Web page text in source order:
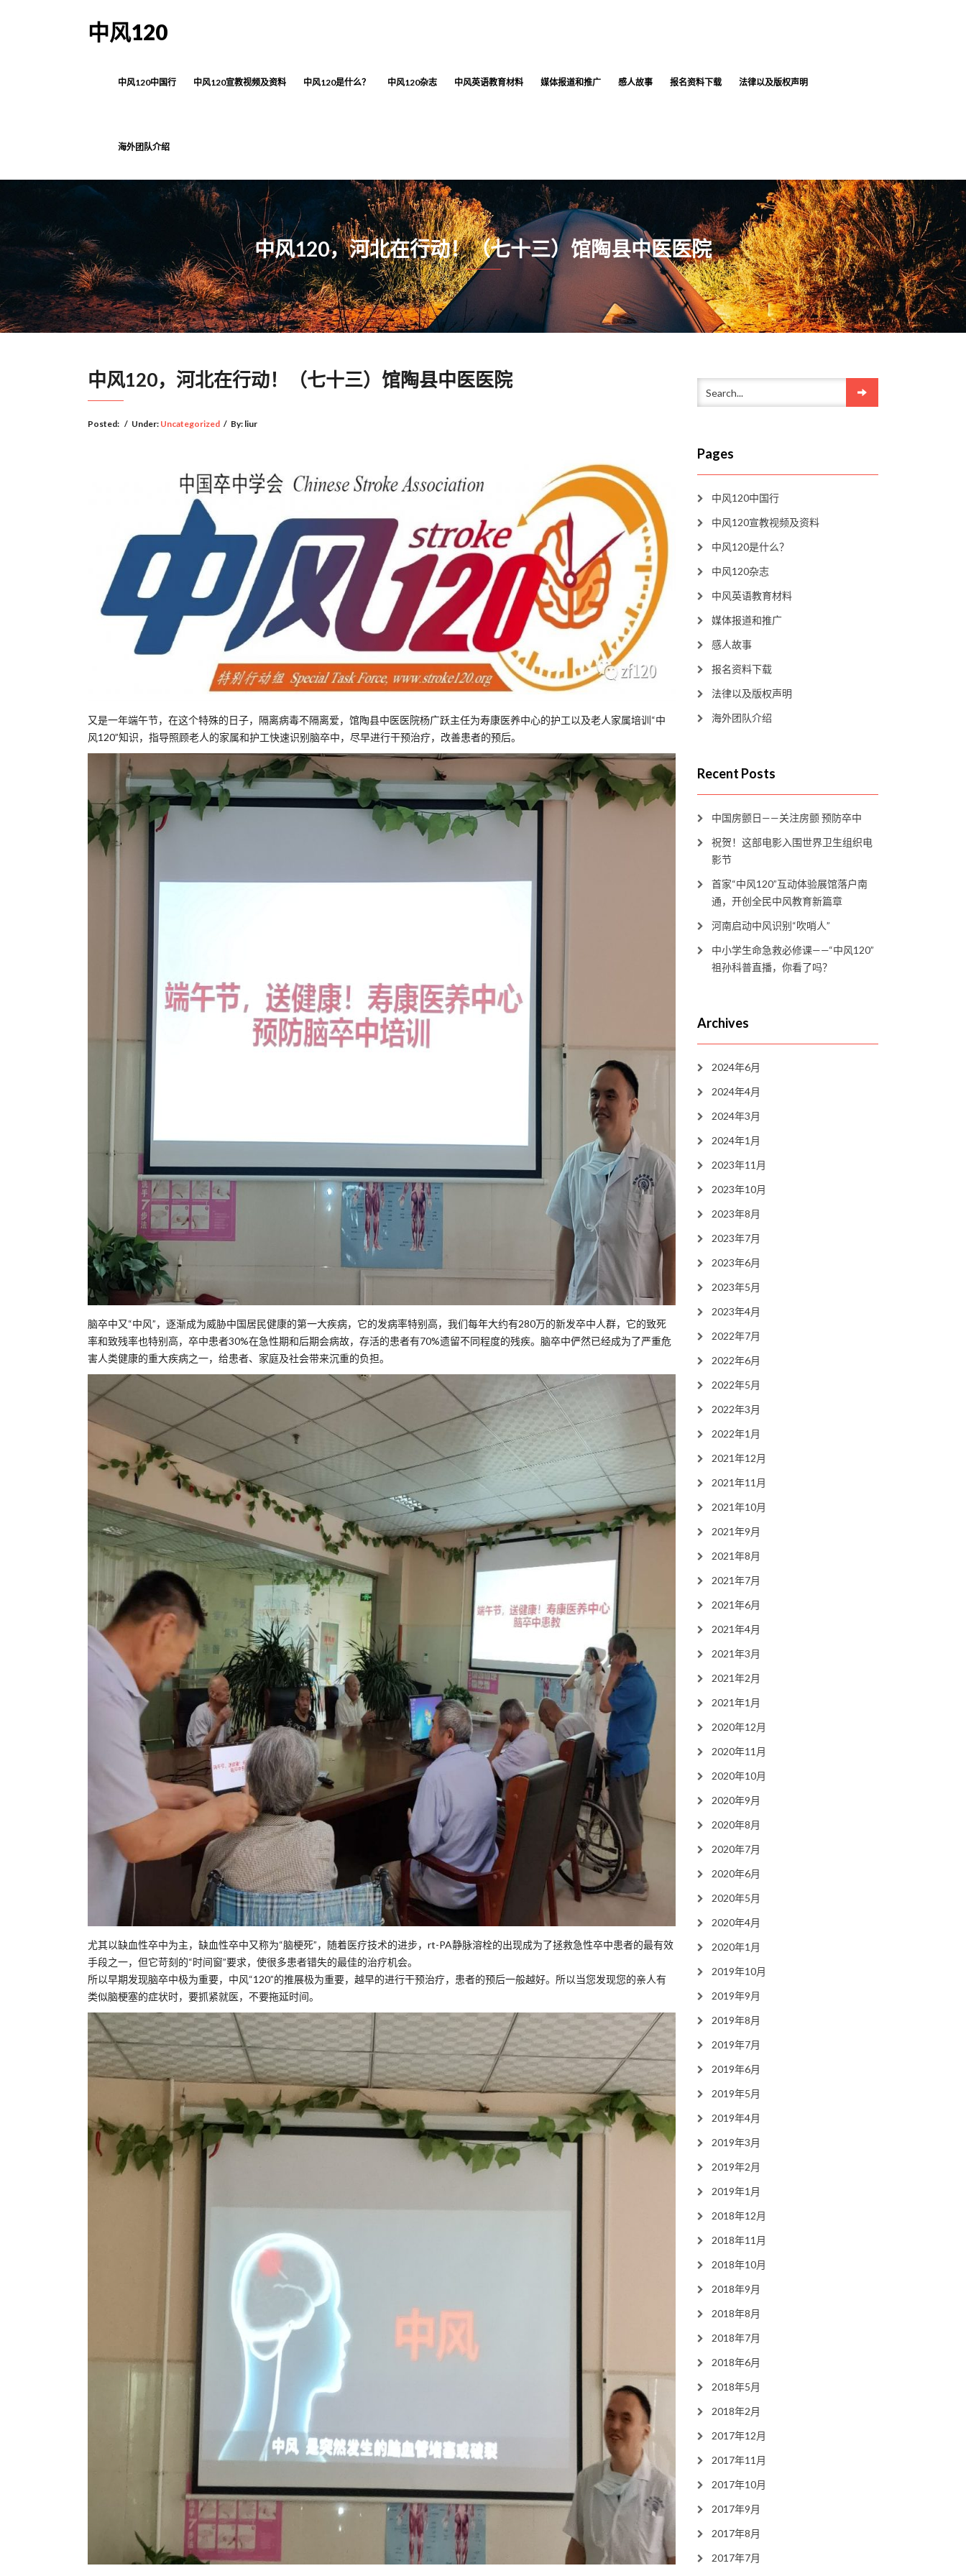
中风120
中风120中国行 中风120宣教视频及资料 中风120是什么？ 中风120杂志 中风英语教育材料 媒体报道和推广 感人故事 报名资料下载 法律以及版权声明
海外团队介绍
中风120，河北在行动！（七十三）馆陶县中医医院
中风120，河北在行动！（七十三）馆陶县中医医院
Posted: / Under: Uncategorized / By: liur
又是一年端午节，在这个特殊的日子，隔离病毒不隔离爱，馆陶县中医医院杨广跃主任为寿康医养中心的护工以及老人家属培训“中
风120”知识，指导照顾老人的家属和护工快速识别脑卒中，尽早进行干预治疗，改善患者的预后。
脑卒中又“中风”，逐渐成为威胁中国居民健康的第一大疾病，它的发病率特别高，我们每年大约有280万的新发卒中人群，它的致死
率和致残率也特别高，卒中患者30%在急性期和后期会病故，存活的患者有70%遗留不同程度的残疾。脑卒中俨然已经成为了严重危
害人类健康的重大疾病之一，给患者、家庭及社会带来沉重的负担。
尤其以缺血性卒中为主，缺血性卒中又称为“脑梗死”，随着医疗技术的进步，rt-PA静脉溶栓的出现成为了拯救急性卒中患者的最有效
手段之一，但它苛刻的“时间窗”要求，使很多患者错失的最佳的治疗机会。
所以早期发现脑卒中极为重要，中风“120”的推展极为重要，越早的进行干预治疗，患者的预后一般越好。所以当您发现您的亲人有
类似脑梗塞的症状时，要抓紧就医，不要拖延时间。
Pages
中风120中国行
中风120宣教视频及资料
中风120是什么？
中风120杂志
中风英语教育材料
媒体报道和推广
感人故事
报名资料下载
法律以及版权声明
海外团队介绍
Recent Posts
中国房颤日——关注房颤 预防卒中
祝贺！这部电影入围世界卫生组织电
影节
首家“中风120”互动体验展馆落户南
通，开创全民中风教育新篇章
河南启动中风识别“吹哨人”
中小学生命急救必修课——“中风120”
祖孙科普直播，你看了吗？
Archives
2024年6月
2024年4月
2024年3月
2024年1月
2023年11月
2023年10月
2023年8月
2023年7月
2023年6月
2023年5月
2023年4月
2022年7月
2022年6月
2022年5月
2022年3月
2022年1月
2021年12月
2021年11月
2021年10月
2021年9月
2021年8月
2021年7月
2021年6月
2021年4月
2021年3月
2021年2月
2021年1月
2020年12月
2020年11月
2020年10月
2020年9月
2020年8月
2020年7月
2020年6月
2020年5月
2020年4月
2020年1月
2019年10月
2019年9月
2019年8月
2019年7月
2019年6月
2019年5月
2019年4月
2019年3月
2019年2月
2019年1月
2018年12月
2018年11月
2018年10月
2018年9月
2018年8月
2018年7月
2018年6月
2018年5月
2018年2月
2017年12月
2017年11月
2017年10月
2017年9月
2017年8月
2017年7月